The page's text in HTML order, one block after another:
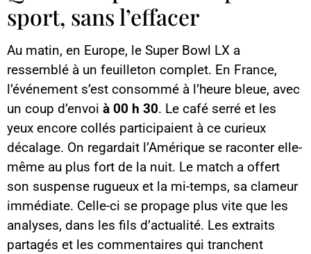
sport, sans l’effacer
Au matin, en Europe, le Super Bowl LX a
ressemblé à un feuilleton complet. En France,
l’événement s’est consommé à l’heure bleue, avec
un coup d’envoi à 00 h 30. Le café serré et les
yeux encore collés participaient à ce curieux
décalage. On regardait l’Amérique se raconter elle-
même au plus fort de la nuit. Le match a offert
son suspense rugueux et la mi-temps, sa clameur
immédiate. Celle-ci se propage plus vite que les
analyses, dans les fils d’actualité. Les extraits
partagés et les commentaires qui tranchent